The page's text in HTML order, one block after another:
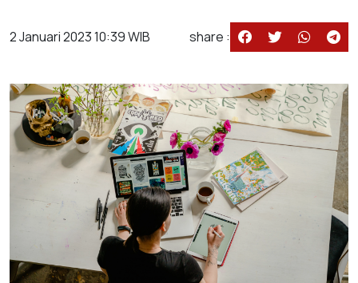
2 Januari 2023 10:39 WIB share :